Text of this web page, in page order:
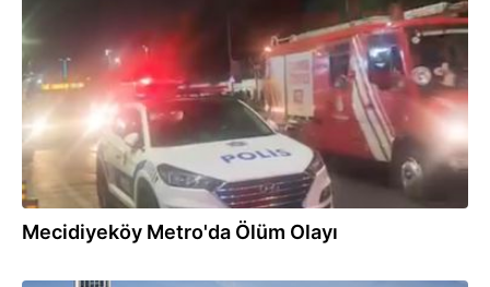
Mecidiyeköy Metro'da Ölüm Olayı